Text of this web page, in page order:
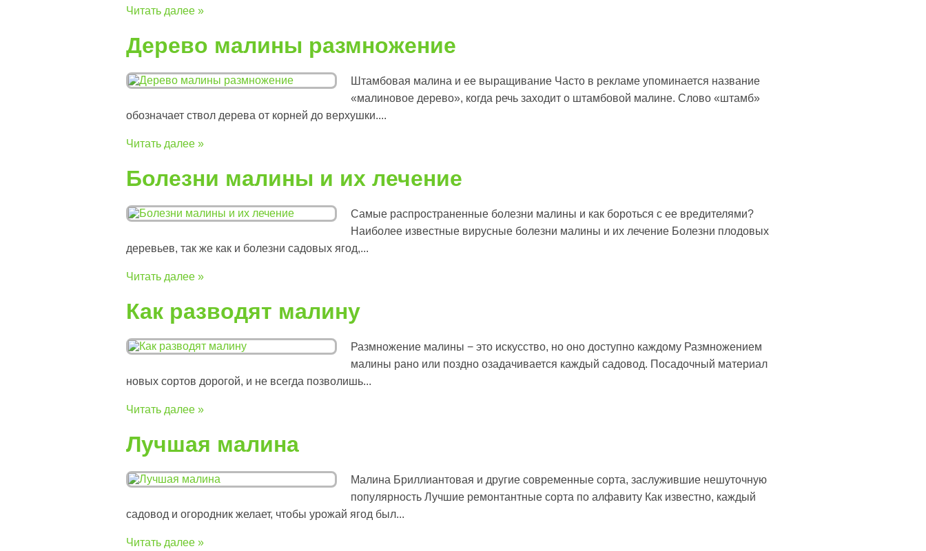
Читать далее »
Дерево малины размножение
Штамбовая малина и ее выращивание Часто в рекламе упоминается название
«малиновое дерево», когда речь заходит о штамбовой малине. Слово «штамб»
обозначает ствол дерева от корней до верхушки....
Читать далее »
Болезни малины и их лечение
Самые распространенные болезни малины и как бороться с ее вредителями?
Наиболее известные вирусные болезни малины и их лечение Болезни плодовых
деревьев, так же как и болезни садовых ягод,...
Читать далее »
Как разводят малину
Размножение малины − это искусство, но оно доступно каждому Размножением
малины рано или поздно озадачивается каждый садовод. Посадочный материал
новых сортов дорогой, и не всегда позволишь...
Читать далее »
Лучшая малина
Малина Бриллиантовая и другие современные сорта, заслужившие нешуточную
популярность Лучшие ремонтантные сорта по алфавиту Как известно, каждый
садовод и огородник желает, чтобы урожай ягод был...
Читать далее »